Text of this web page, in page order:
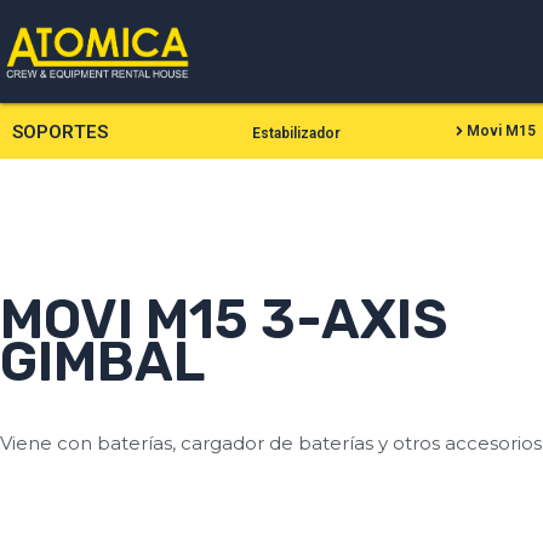
al
contenido
SOPORTES Estabilizador Movi M15
MOVI M15 3-AXIS
GIMBAL
Viene con baterías, cargador de baterías y otros